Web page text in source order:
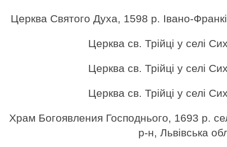
Церква Святого Духа, 1598 р. Івано-
Церква св. Трійці у селі
Церква св. Трійці у селі
Церква св. Трійці у селі
Храм Богоявления Господнього, 1693 р.
р-н, Львівська